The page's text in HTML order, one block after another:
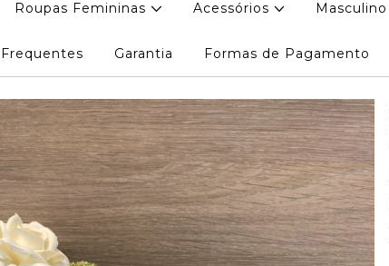
Roupas Femininas Acessórios Masculino
Garantia Formas de Pagamento